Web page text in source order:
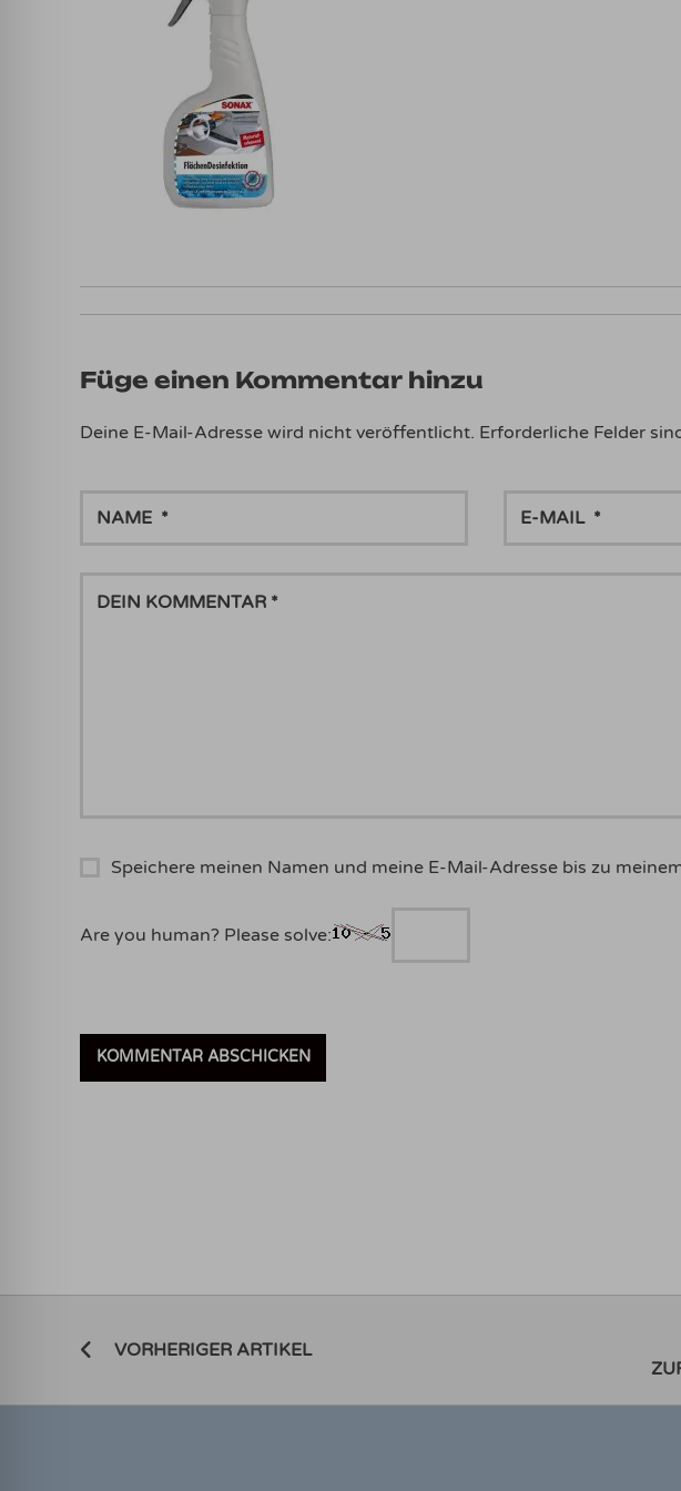
Füge einen Kommentar hinzu
Deine E-Mail-Adresse wird nicht veröffentlicht. Erforderliche Felder
MAIL
KOMMENTAR
Speichere meinen Namen und meine E-Mail-Adresse bis zu
Are you human? Please solve:
VORHERIGER ARTIKEL